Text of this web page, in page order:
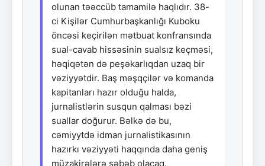
olunan təəccüb tamamilə haqlıdır. 38-
ci Kişilər Cumhurbaşkanlığı Kuboku
öncəsi keçirilən mətbuat konfransında
sual-cavab hissəsinin sualsız keçməsi,
həqiqətən də peşəkarlıqdan uzaq bir
vəziyyətdir. Baş məşqçilər və komanda
kapitanları hazır olduğu halda,
jurnalistlərin susqun qalması bəzi
suallar doğurur. Bəlkə də bu,
cəmiyytdə idman jurnalistikasının
hazırkı vəziyyəti haqqında daha geniş
müzakirələrə səbəb olacaq.